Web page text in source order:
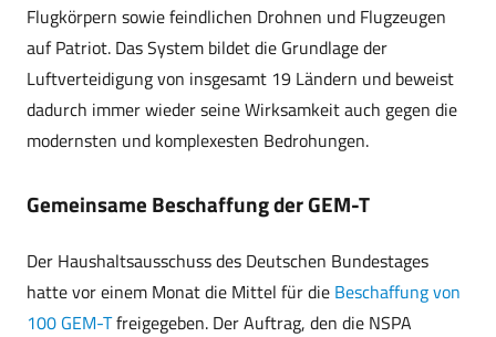
Flugkörpern sowie feindlichen Drohnen und Flugzeugen
auf Patriot. Das System bildet die Grundlage der
Luftverteidigung von insgesamt 19 Ländern und beweist
dadurch immer wieder seine Wirksamkeit auch gegen die
modernsten und komplexesten Bedrohungen.
Gemeinsame Beschaffung der GEM-T
Der Haushaltsausschuss des Deutschen Bundestages
hatte vor einem Monat die Mittel für die Beschaffung von
100 GEM-Tfreigegeben. Der Auftrag, den die NSPA